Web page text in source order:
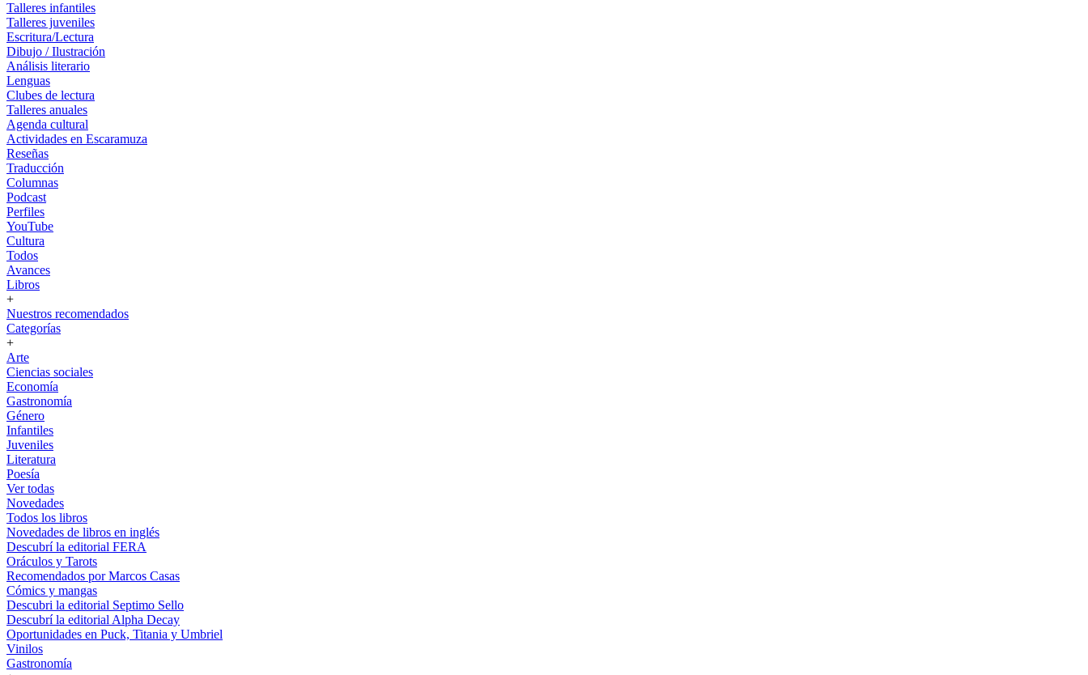
Talleres infantiles
Talleres juveniles
Escritura/Lectura
Dibujo / Ilustración
Análisis literario
Lenguas
Clubes de lectura
Talleres anuales
Agenda cultural
Actividades en Escaramuza
Reseñas
Traducción
Columnas
Podcast
Perfiles
YouTube
Cultura
Todos
Avances
Libros
+
Nuestros recomendados
Categorías
+
Arte
Ciencias sociales
Economía
Gastronomía
Género
Infantiles
Juveniles
Literatura
Poesía
Ver todas
Novedades
Todos los libros
Novedades de libros en inglés
Descubrí la editorial FERA
Oráculos y Tarots
Recomendados por Marcos Casas
Cómics y mangas
Descubri la editorial Septimo Sello
Descubrí la editorial Alpha Decay
Oportunidades en Puck, Titania y Umbriel
Vinilos
Gastronomía